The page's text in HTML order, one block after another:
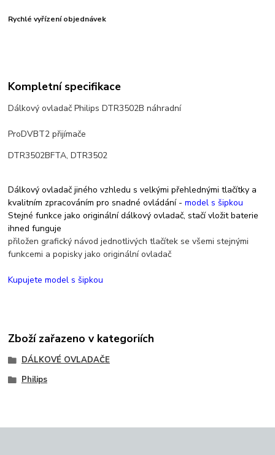
Rychlé vyřízení objednávek
Kompletní specifikace
Dálkový ovladač Philips DTR3502B náhradní
ProDVBT2 přijímače
DTR3502BFTA, DTR3502
Dálkový ovladač jiného vzhledu s velkými přehlednými tlačítky a
kvalitním zpracováním pro snadné ovládání -model s šipkou
Stejné funkce jako originální dálkový ovladač, stačí vložit baterie
ihned funguje
přiložen grafický návod jednotlivých tlačítek se všemi stejnými
funkcemi a popisky jako originální ovladač
Kupujete model s šipkou
Zboží zařazeno v kategoriích
DÁLKOVÉ OVLADAČE
Philips